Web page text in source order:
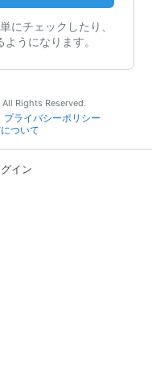
にチェックしたり、
うになります。
Rights Reserved.
プライバシーポリシー
ついて
イン